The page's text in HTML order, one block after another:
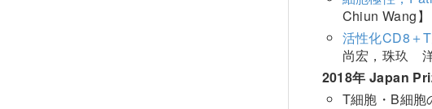
Chiun Wang】
活性化CD8＋
尚宏，珠玖 洋
2018年 Japan
T細胞・B細胞